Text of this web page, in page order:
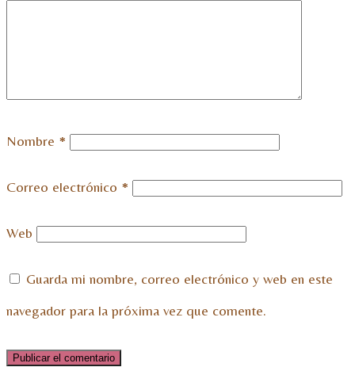
Nombre *
Correo electrónico *
Web
Guarda mi nombre, correo electrónico y web en este
navegador para la próxima vez que comente.